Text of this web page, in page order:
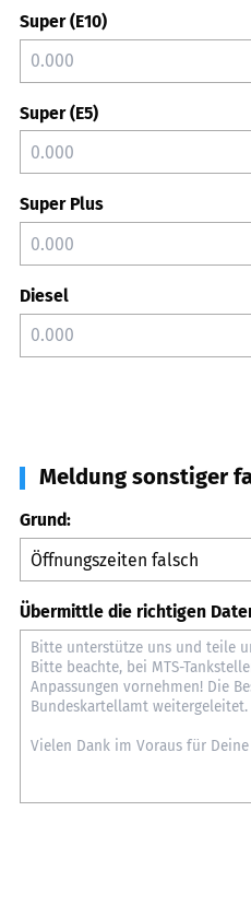
Super (E10)
Super (E5)
Super Plus
Diesel
Meldung sonstiger
Grund:
Übermittle die richtigen